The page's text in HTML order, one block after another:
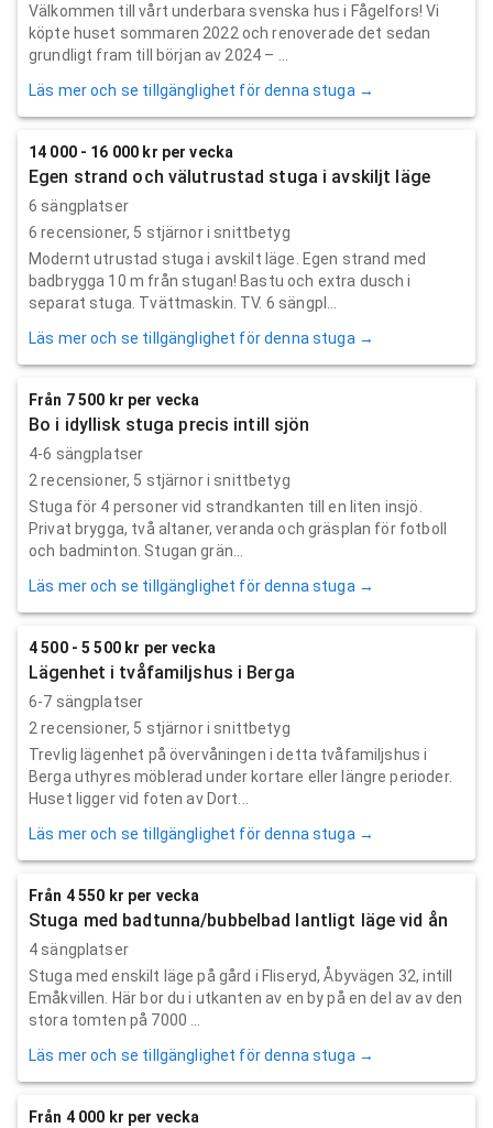
Välkommen till vårt underbara svenska hus i Fågelfors! Vi
köpte huset sommaren 2022 och renoverade det sedan
grundligt fram till början av 2024 – ...
Läs mer och se tillgänglighet för denna stuga →
14 000 - 16 000 kr per vecka
Egen strand och välutrustad stuga i avskiljt läge
6 sängplatser
6 recensioner, 5 stjärnor i snittbetyg
Modernt utrustad stuga i avskilt läge. Egen strand med
badbrygga 10 m från stugan! Bastu och extra dusch i
separat stuga. Tvättmaskin. TV. 6 sängpl...
Läs mer och se tillgänglighet för denna stuga →
Från 7 500 kr per vecka
Bo i idyllisk stuga precis intill sjön
4-6 sängplatser
2 recensioner, 5 stjärnor i snittbetyg
Stuga för 4 personer vid strandkanten till en liten insjö.
Privat brygga, två altaner, veranda och gräsplan för fotboll
och badminton. Stugan grän...
Läs mer och se tillgänglighet för denna stuga →
4 500 - 5 500 kr per vecka
Lägenhet i tvåfamiljshus i Berga
6-7 sängplatser
2 recensioner, 5 stjärnor i snittbetyg
Trevlig lägenhet på övervåningen i detta tvåfamiljshus i
Berga uthyres möblerad under kortare eller längre perioder.
Huset ligger vid foten av Dort...
Läs mer och se tillgänglighet för denna stuga →
Från 4 550 kr per vecka
Stuga med badtunna/bubbelbad lantligt läge vid ån
4 sängplatser
Stuga med enskilt läge på gård i Fliseryd, Åbyvägen 32, intill
Emåkvillen. Här bor du i utkanten av en by på en del av av den
stora tomten på 7000 ...
Läs mer och se tillgänglighet för denna stuga →
Från 4 000 kr per vecka